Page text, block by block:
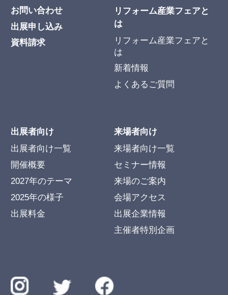
お問い合わせ
出展申し込み
資料請求
リフォーム産業フェアと
は
リフォーム産業フェアと
は
新着情報
よくあるご質問
出展者向け
出展者向け一覧
開催概要
2027年のテーマ
2025年の様子
出展料金
来場者向け
来場者向け一覧
セミナー情報
来場のご案内
会場アクセス
出展企業情報
主催者特別企画